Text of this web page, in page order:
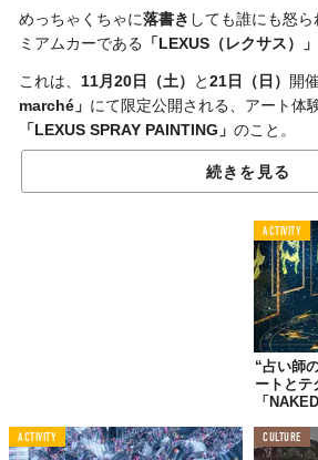
めっちゃくちゃに落書き しても誰にも怒
ミアムカーである
「LEXUS（レクサス）」
これは、 11月20日（土） と21日（日） 開
marché」 にて限定公開される、アート体
「LEXUS SPRAY PAINTING」 のこと。
VR技術を活用したデ
体はもちろん、手も服も汚さない。
でも、あなどるなかれ。リアルな感覚は満
「LEXUS
ディに吹きかけると、音とともにインク
角度情報を発す
が埋め込まれ、壁に設置されたセンサー
続きを見る
ACTIVITY
“占い師
ートとテ
「
ACTIVITY CULTURE